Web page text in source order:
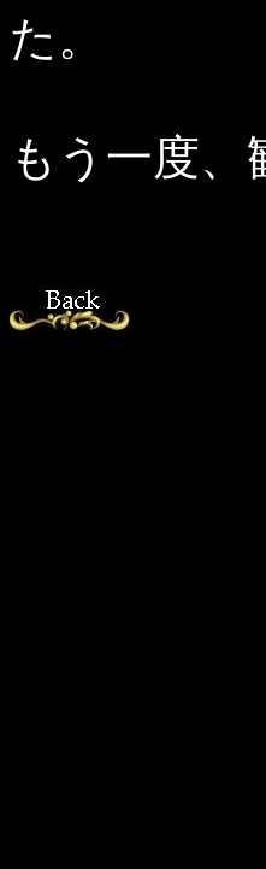
た。
もう一度